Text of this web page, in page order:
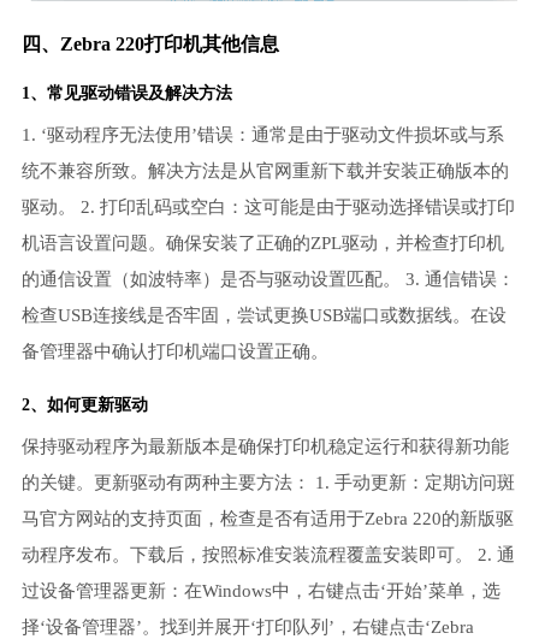
四、Zebra 220打印机其他信息
1、常见驱动错误及解决方法
1. ‘驱动程序无法使用’错误：通常是由于驱动文件损坏或与系
统不兼容所致。解决方法是从官网重新下载并安装正确版本的
驱动。 2. 打印乱码或空白：这可能是由于驱动选择错误或打印
机语言设置问题。确保安装了正确的ZPL驱动，并检查打印机
的通信设置（如波特率）是否与驱动设置匹配。 3. 通信错误：
检查USB连接线是否牢固，尝试更换USB端口或数据线。在设
备管理器中确认打印机端口设置正确。
2、如何更新驱动
保持驱动程序为最新版本是确保打印机稳定运行和获得新功能
的关键。更新驱动有两种主要方法： 1. 手动更新：定期访问斑
马官方网站的支持页面，检查是否有适用于Zebra 220的新版驱
动程序发布。下载后，按照标准安装流程覆盖安装即可。 2. 通
过设备管理器更新：在Windows中，右键点击‘开始’菜单，选
择‘设备管理器’。找到并展开‘打印队列’，右键点击‘Zebra